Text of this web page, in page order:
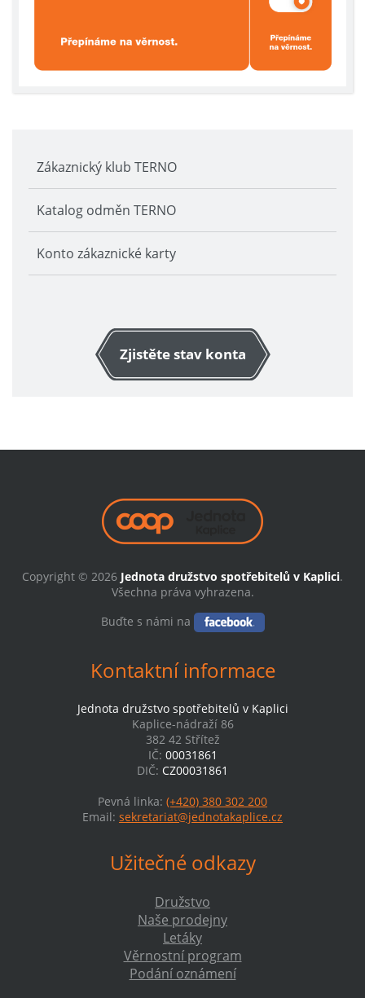
Zákaznický klub TERNO
Katalog odměn TERNO
Konto zákaznické karty
Zjistěte stav konta
Copyright © 2026 Jednota družstvo spotřebitelů v Kaplici.
Všechna práva vyhrazena.
Buďte s námi na
Kontaktní informace
Jednota družstvo spotřebitelů v Kaplici
Kaplice-nádraží 86
382 42 Střítež
IČ: 00031861
DIČ: CZ00031861
Pevná linka: (+420) 380 302 200
Email: sekretariat@jednotakaplice.cz
Užitečné odkazy
Družstvo
Naše prodejny
Letáky
Věrnostní program
Podání oznámení